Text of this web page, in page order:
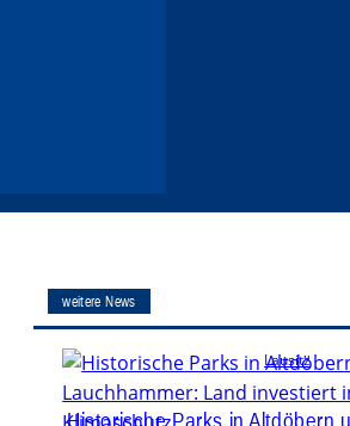
weitere News
Lausitz
Historische Parks in Altdöbern